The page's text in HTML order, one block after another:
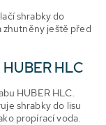
shrabky do
zhutněny ještě před
HLC
HUBER HLC.
shrabky do lisu
propírací voda.